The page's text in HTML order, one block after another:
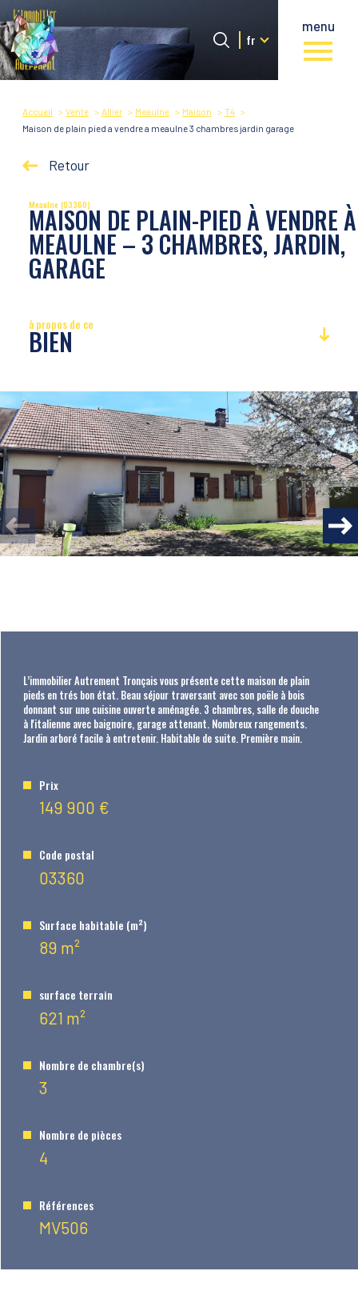
menu
fr
Accueil
Langue
fr
Accueil Vente Allier Meaulne Maison
T4
Maison de plain pied a vendre a meaulne 3 chambres jardin garage
Retour
Meaulne (03360)
MAISON DE PLAIN-PIED À VENDRE À
MEAULNE – 3 CHAMBRES, JARDIN,
GARAGE
à propos de ce
BIEN
Plus d'informations
FINANCIÈRES
Plus de
DÉTAILS
L’immobilier Autrement Tronçais vous présente cette maison de plain
pieds en trés bon état. Beau séjour traversant avec son poële à bois
donnant sur une cuisine ouverte aménagée. 3 chambres, salle de douche
à l'italienne avec baignoire, garage attenant. Nombreux rangements.
Jardin arboré facile à entretenir. Habitable de suite. Première main.
Prix
149 900 €
Code postal
03360
Surface habitable (m²)
89 m²
surface terrain
621 m²
Nombre de chambre(s)
3
Nombre de pièces
4
Références
MV506